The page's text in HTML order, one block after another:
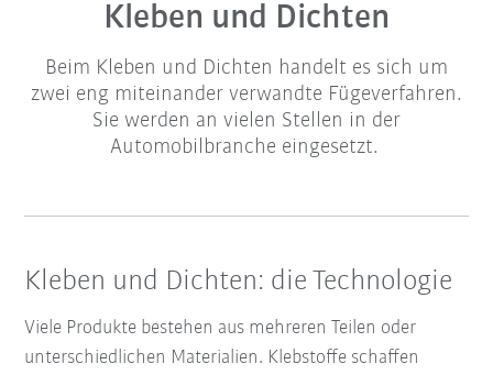
Kleben und Dichten
Beim Kleben und Dichten handelt es sich um
zwei eng miteinander verwandte Fügeverfahren.
Sie werden an vielen Stellen in der
Automobilbranche eingesetzt.
Kleben und Dichten: die Technologie
Viele Produkte bestehen aus mehreren Teilen oder
unterschiedlichen Materialien. Klebstoffe schaffen